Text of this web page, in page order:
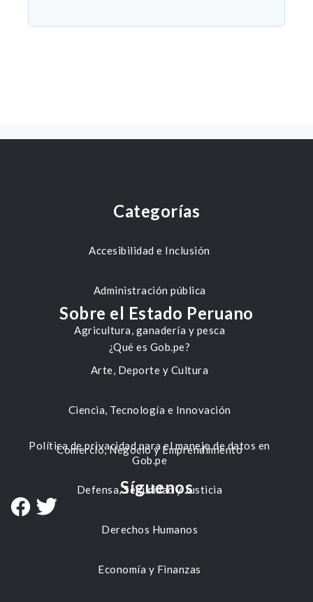
Categorías
Accesibilidad e Inclusión
Administración pública
Agricultura, ganadería y pesca
Arte, Deporte y Cultura
Ciencia, Tecnología e Innovación
Comercio, Negocio y Emprendimiento
Defensa, Seguridad y Justicia
Derechos Humanos
Economía y Finanzas
Sobre el Estado Peruano
¿Qué es Gob.pe?
Política de privacidad para el manejo de datos en
Gob.pe
Síguenos